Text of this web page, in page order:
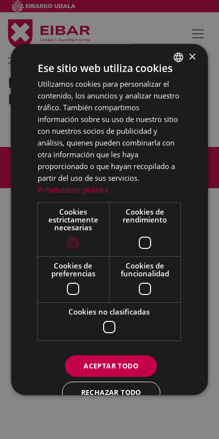
23/06/2019
Recibimiento a los
Dulzaineros de Estella
Mapa del Sitio
Aviso legal
Política de cookies
Contacto
Accesibilidad
Todas las redes sociales del Ayuntamiento
Eibarko Udala - Untzaga plaza, 1 | 20600 Eibar
Tfnoa.: 943 70 84 00 / 010 | Faxa: 943 70 84 16 |
IFZ: P2003100A | DIR3 L01200300
BASQUE
SPANISH
×
Ese sitio web utiliza cookies
Utilizamos cookies para personalizar el
contenido, los anuncios y analizar nuestro
tráfico. También compartimos
información sobre su uso de nuestro sitio
con nuestros socios de publicidad y
análisis, quienes pueden combinarla con
otra información que les haya
proporcionado o que hayan recopilado a
partir del uso de sus servicios.
Pribatutasun-politika
Cookies
estrictamente
necesarias
Cookies de
rendimiento
Cookies de
preferencias
Cookies de
funcionalidad
Cookies no clasificadas
ACEPTAR TODO
RECHAZAR TODO